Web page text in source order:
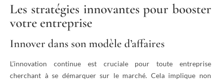
Les stratégies innovantes pour booster
votre entreprise
Innover dans son modèle d’affaires
L’innovation continue est cruciale pour toute entreprise
cherchant à se démarquer sur le marché. Cela implique non